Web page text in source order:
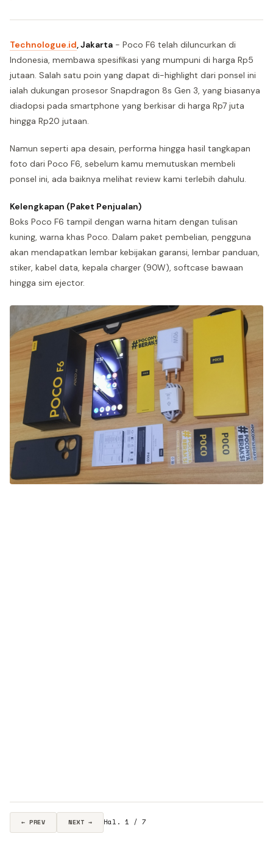
Technologue.id, Jakarta - Poco F6 telah diluncurkan di
Indonesia, membawa spesifikasi yang mumpuni di harga Rp5
jutaan. Salah satu poin yang dapat di-highlight dari ponsel ini
ialah dukungan prosesor Snapdragon 8s Gen 3, yang biasanya
diadopsi pada smartphone yang berkisar di harga Rp7 juta
hingga Rp20 jutaan.
Namun seperti apa desain, performa hingga hasil tangkapan
foto dari Poco F6, sebelum kamu memutuskan membeli
ponsel ini, ada baiknya melihat review kami terlebih dahulu.
Kelengkapan (Paket Penjualan)
Boks Poco F6 tampil dengan warna hitam dengan tulisan
kuning, warna khas Poco. Dalam paket pembelian, pengguna
akan mendapatkan lembar kebijakan garansi, lembar panduan,
stiker, kabel data, kepala charger (90W), softcase bawaan
hingga sim ejector.
← PREV NEXT → Hal. 1 / 7